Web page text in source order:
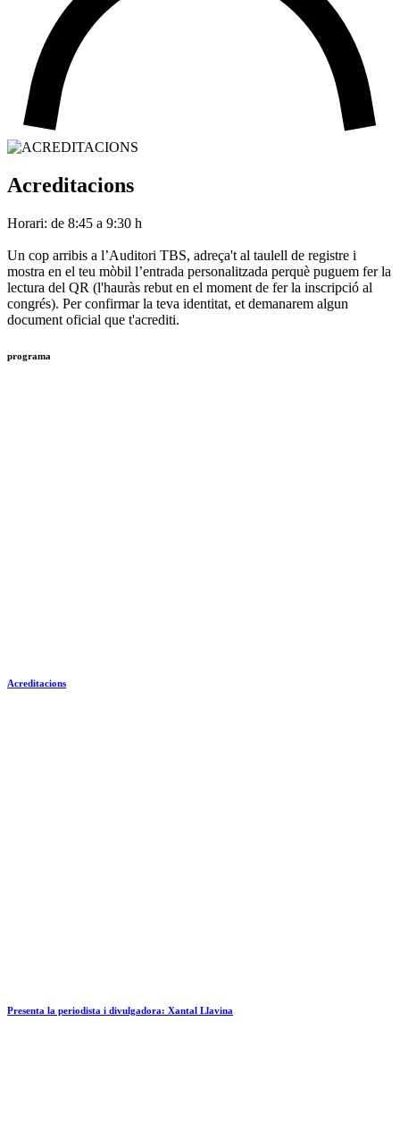
Acreditacions
Horari: de 8:45 a 9:30 h
Un cop arribis a l’Auditori TBS, adreça't al taulell de registre i
mostra en el teu mòbil l’entrada personalitzada perquè puguem fer la
lectura del QR (l'hauràs rebut en el moment de fer la inscripció al
congrés). Per confirmar la teva identitat, et demanarem algun
document oficial que t'acrediti.
programa
Acreditacions
Presenta la periodista i divulgadora: Xantal Llavina